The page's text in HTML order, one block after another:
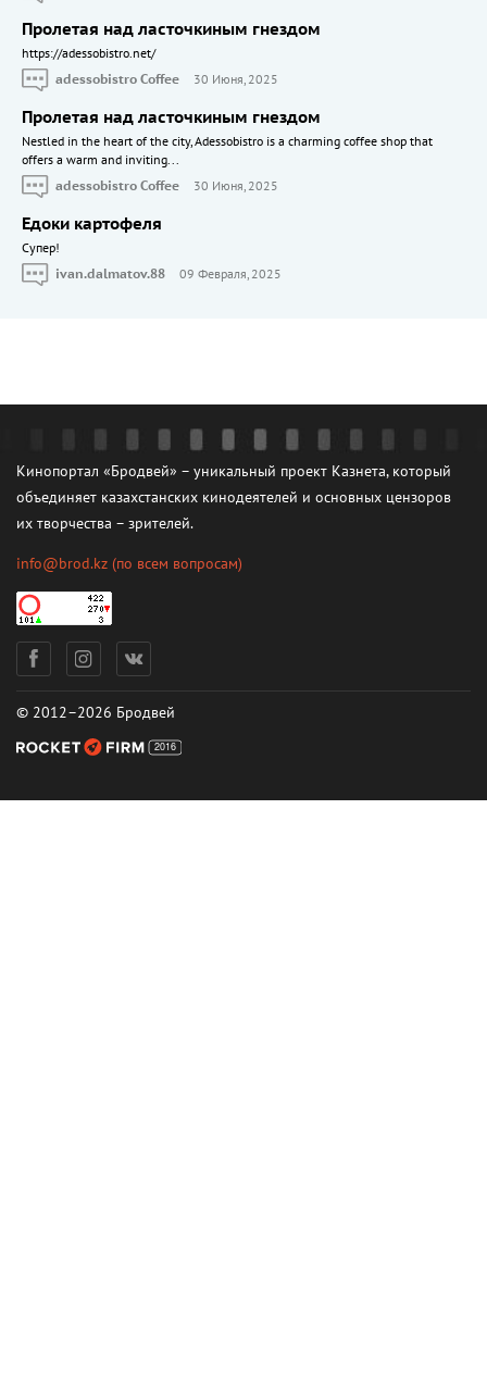
Пролетая над ласточкиным гнездом
https://adessobistro.net/
adessobistro Coffee
30 Июня, 2025
Пролетая над ласточкиным гнездом
Nestled in the heart of the city, Adessobistro is a charming coffee shop that
offers a warm and inviting...
adessobistro Coffee
30 Июня, 2025
Едоки картофеля
Cупер!
ivan.dalmatov.88
09 Февраля, 2025
Кинопортал «Бродвей» – уникальный проект Казнета, который
объединяет казахстанских кинодеятелей и основных цензоров
их творчества – зрителей.
info@brod.kz (по всем вопросам)
© 2012–2026 Бродвей